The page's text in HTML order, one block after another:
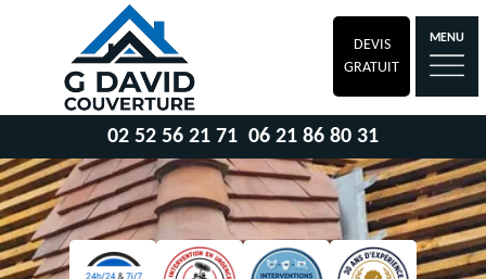
DEVIS
GRATUIT
MENU
02 52 56 21 71 06 21 86 80 31